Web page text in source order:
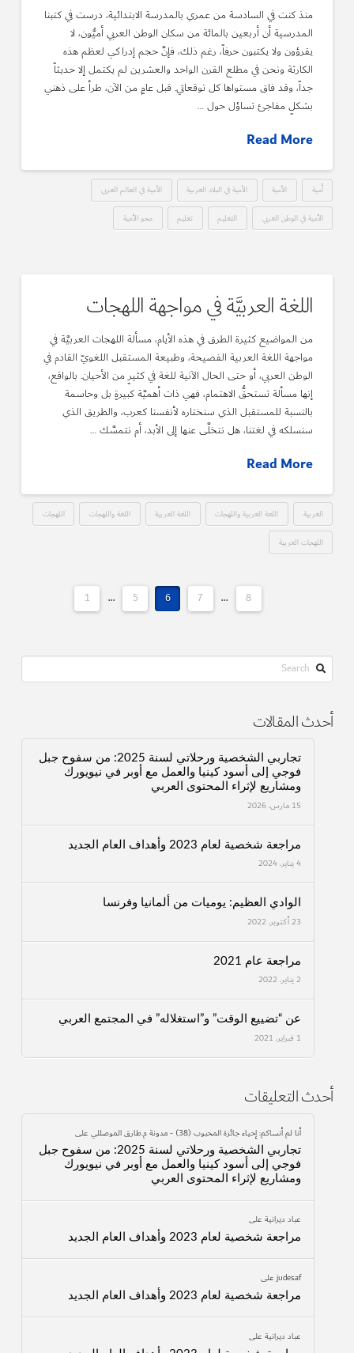
منذ كنت في السادسة من عمري بالمدرسة الابتدائية، درست في كتبنا
المدرسية أن أربعين بالمائة من سكان الوطن العربي أميُّون، لا
يقرؤون ولا يكتبون حرفاً، رغم ذلك، فإنَّ حجم إدراكي لعظم هذه
الكارثة ونحن في مطلع القرن الواحد والعشرين لم يكتمل إلا حديثاً
جداً، وقد فاق مستواها كل توقعاتي. قبل عامٍ من الآن، طرأ على ذهني
بشكلٍ مفاجئ تساؤل حول …
Read More
أمية الأمية الأمية في البلاد العربية الأمية في العالم العربي
الأمية في الوطن العربي التعليم تعليم محو الأمية
اللغة العربيَّة في مواجهة اللهجات
من المواضيع كثيرة الطرق في هذه الأيام، مسألة اللهجات العربيَّة في
مواجهة اللغة العربية الفصيحة، وطبيعة المستقبل اللغويّ القادم في
الوطن العربي، أو حتى الحال الآنية للغة في كثيرٍ من الأحيان. بالواقع،
إنها مسألة تستحقُّ الاهتمام، فهي ذات أهميَّة كبيرةٍ بل وحاسمة
بالنسبة للمستقبل الذي سنختاره لأنفسنا كعرب، والطريق الذي
سنسلكه في لغتنا، هل نتخلَّى عنها إلى الأبد، أم نتمسَّك …
Read More
العربية اللعة العربية واللهجات اللغة العربية اللغة واللهجات اللهجات
اللهجات العربية
1 ... 5 6 7 ... 8
Search
أحدث المقالات
تجاربي الشخصية ورحلاتي لسنة 2025: من سفوح جبل
فوجي إلى أسود كينيا والعمل مع أوبر في نيويورك
ومشاريع لإثراء المحتوى العربي
15 مارس، 2026
مراجعة شخصية لعام 2023 وأهداف العام الجديد
4 يناير، 2024
الوادي العظيم: يوميات من ألمانيا وفرنسا
23 أكتوبر، 2022
مراجعة عام 2021
2 يناير، 2022
عن “تضييع الوقت” و”استغلاله” في المجتمع العربي
1 فبراير، 2021
أحدث التعليقات
أنا لم أنساكم: إحياء جائزة المحبوب (38) - مدونة م.طارق الموصللي على
تجاربي الشخصية ورحلاتي لسنة 2025: من سفوح جبل
فوجي إلى أسود كينيا والعمل مع أوبر في نيويورك
ومشاريع لإثراء المحتوى العربي
عباد ديرانيةعلى
مراجعة شخصية لعام 2023 وأهداف العام الجديد
judesafعلى
مراجعة شخصية لعام 2023 وأهداف العام الجديد
عباد ديرانيةعلى